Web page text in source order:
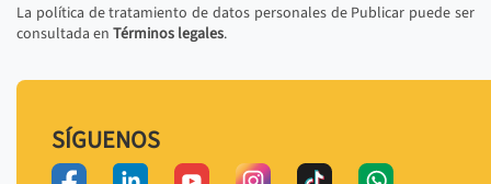
La política de tratamiento de datos personales de Publicar puede ser
consultada en Términos legales.
SÍGUENOS